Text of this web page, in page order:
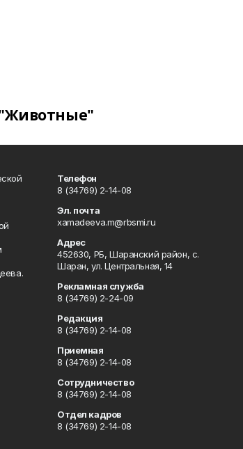
Телефон
8 (34769) 2-14-08
Эл. почта
xamadeeva.m@rbsmi.ru
Адрес
452630, РБ, Шаранский район, с.
Шаран, ул. Центральная, 14
Рекламная служба
8 (34769) 2-24-09
Редакция
8 (34769) 2-14-08
Приемная
8 (34769) 2-14-08
Сотрудничество
8 (34769) 2-14-08
Отдел кадров
8 (34769) 2-14-08